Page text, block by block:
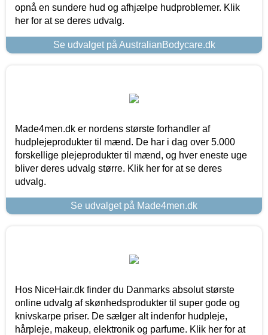
opnå en sundere hud og afhjælpe hudproblemer. Klik
her for at se deres udvalg.
Se udvalget på AustralianBodycare.dk
Made4men.dk er nordens største forhandler af
hudplejeprodukter til mænd. De har i dag over 5.000
forskellige plejeprodukter til mænd, og hver eneste uge
bliver deres udvalg større. Klik her for at se deres
udvalg.
Se udvalget på Made4men.dk
Hos NiceHair.dk finder du Danmarks absolut største
online udvalg af skønhedsprodukter til super gode og
knivskarpe priser. De sælger alt indenfor hudpleje,
hårpleje, makeup, elektronik og parfume. Klik her for at